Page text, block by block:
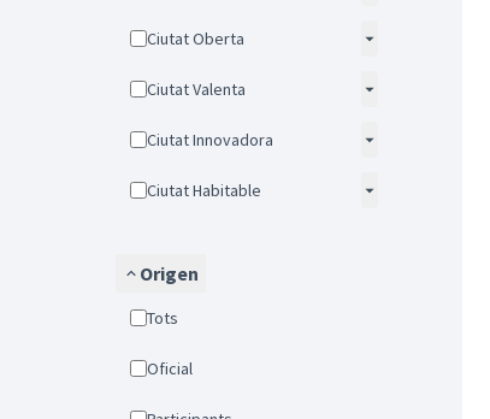
Ciutat Oberta
Ciutat Valenta
Ciutat Innovadora
Ciutat Habitable
Origen
Tots
Oficial